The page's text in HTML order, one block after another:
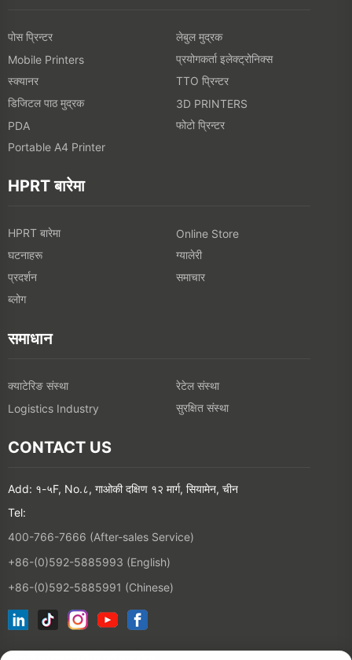
पोस प्रिन्टर
लेबुल मुद्रक
Mobile Printers
प्रयोगकर्ता इलेक्ट्रोनिक्स
स्क्यानर
TTO प्रिन्टर
डिजिटल पाठ मुद्रक
3D PRINTERS
PDA
फोटो प्रिन्टर
Portable A4 Printer
HPRT बारेमा
HPRT बारेमा
Online Store
घटनाहरू
ग्यालेरी
प्रदर्शन
समाचार
ब्लोग
समाधान
क्याटेरिङ संस्था
रेटेल संस्था
Logistics Industry
सुरक्षित संस्था
CONTACT US
Add: १-५F, No.८, गाओकी दक्षिण १२ मार्ग, सियामेन, चीन
Tel:
400-766-7666 (After-sales Service)
+86-(0)592-5885993 (English)
+86-(0)592-5885991 (Chinese)